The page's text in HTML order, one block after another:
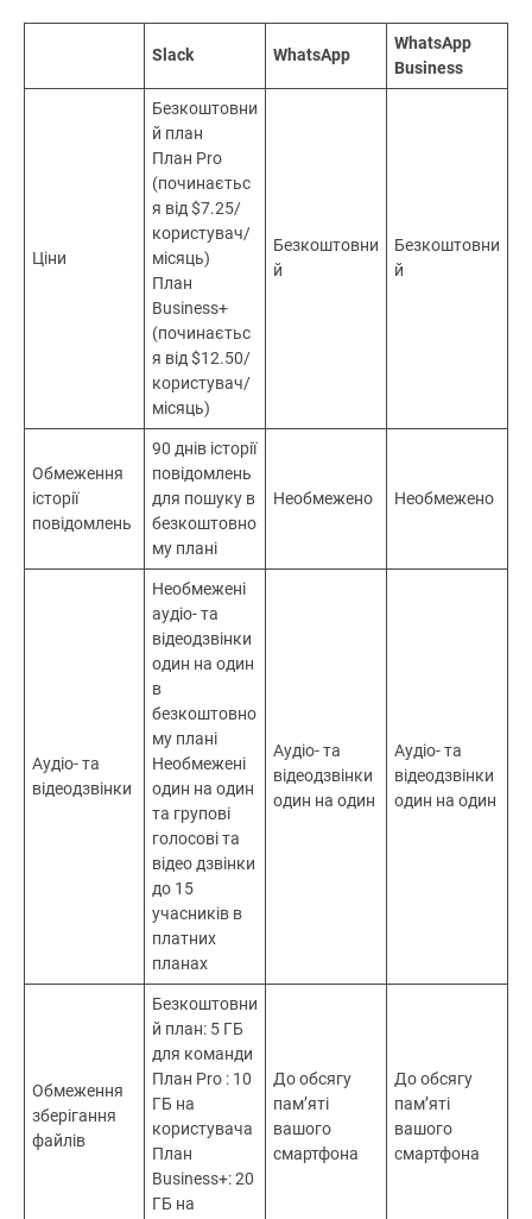
Slack WhatsApp
WhatsApp
Business
Ціни
Безкоштовни
й план
План Pro
(починаєтьс
я від $7.25/
користувач/
місяць)
План
Business+
(починаєтьс
я від $12.50/
користувач/
місяць)
Безкоштовни
й
Безкоштовни
й
Обмеження
історії
повідомлень
90 днів історії
повідомлень
для пошуку в
безкоштовно
му плані
Необмежено Необмежено
Аудіо- та
відеодзвінки
Необмежені
аудіо- та
відеодзвінки
один на один
в
безкоштовно
му плані
Необмежені
один на один
та групові
голосові та
відео дзвінки
до 15
учасників в
платних
планах
Аудіо- та
відеодзвінки
один на один
Аудіо- та
відеодзвінки
один на один
Обмеження
зберігання
файлів
Безкоштовни
й план: 5 ГБ
для команди
План Pro : 10
ГБ на
користувача
План
Business+: 20
ГБ на
До обсягу
пам’яті
вашого
смартфона
До обсягу
пам’яті
вашого
смартфона